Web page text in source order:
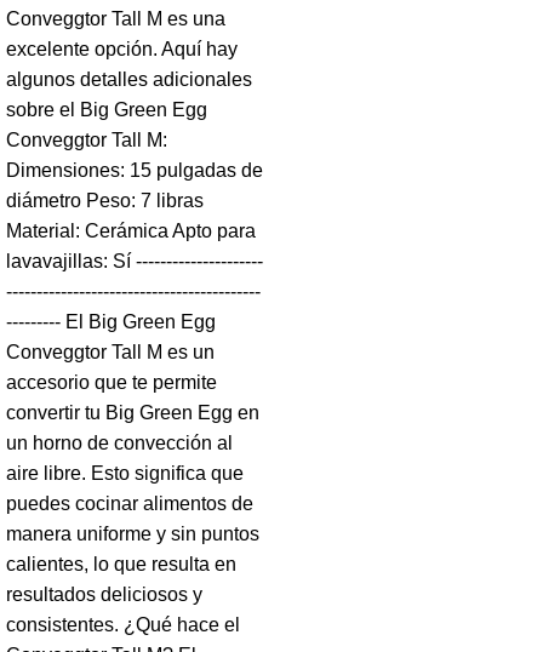
Conveggtor Tall M es una
excelente opción. Aquí hay
algunos detalles adicionales
sobre el Big Green Egg
Conveggtor Tall M:
Dimensiones: 15 pulgadas de
diámetro Peso: 7 libras
Material: Cerámica Apto para
lavavajillas: Sí ---------------------
------------------------------------------
--------- El Big Green Egg
Conveggtor Tall M es un
accesorio que te permite
convertir tu Big Green Egg en
un horno de convección al
aire libre. Esto significa que
puedes cocinar alimentos de
manera uniforme y sin puntos
calientes, lo que resulta en
resultados deliciosos y
consistentes. ¿Qué hace el